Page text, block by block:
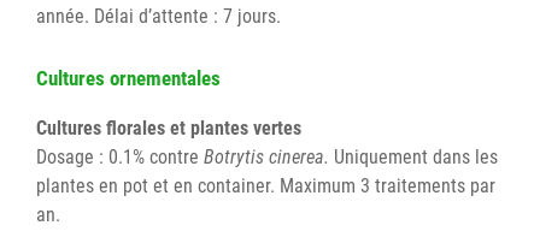
année. Délai d’attente : 7 jours.
Cultures ornementales
Cultures florales et plantes vertes
Dosage : 0.1% contre Botrytis cinerea. Uniquement dans les
plantes en pot et en container. Maximum 3 traitements par
an.